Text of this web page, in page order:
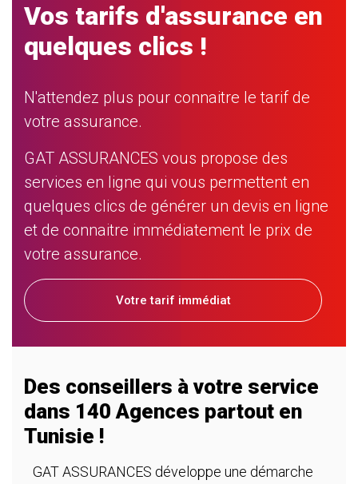
Vos tarifs d'assurance en
quelques clics !
N'attendez plus pour connaitre le tarif de
votre assurance.
GAT ASSURANCES vous propose des
services en ligne qui vous permettent en
quelques clics de générer un devis en ligne
et de connaitre immédiatement le prix de
votre assurance.
Votre tarif immédiat
Des conseillers à votre service
dans 140 Agences partout en
Tunisie !
GAT ASSURANCES développe une démarche